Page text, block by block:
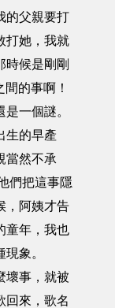
的父親要打
打她，我就
時候是剛剛
的事啊！
一個謎。
生的早產
當然不承
們把這事隱
，阿姨才告
童年，我也
象。
事，就被
回來，歌名